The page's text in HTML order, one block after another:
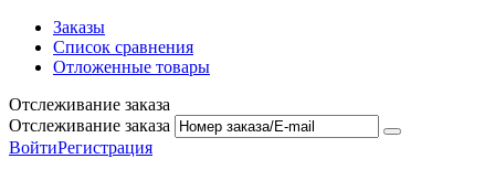
Заказы
Список сравнения
Отложенные товары
Отслеживание заказа
Отслеживание заказа
ВойтиРегистрация